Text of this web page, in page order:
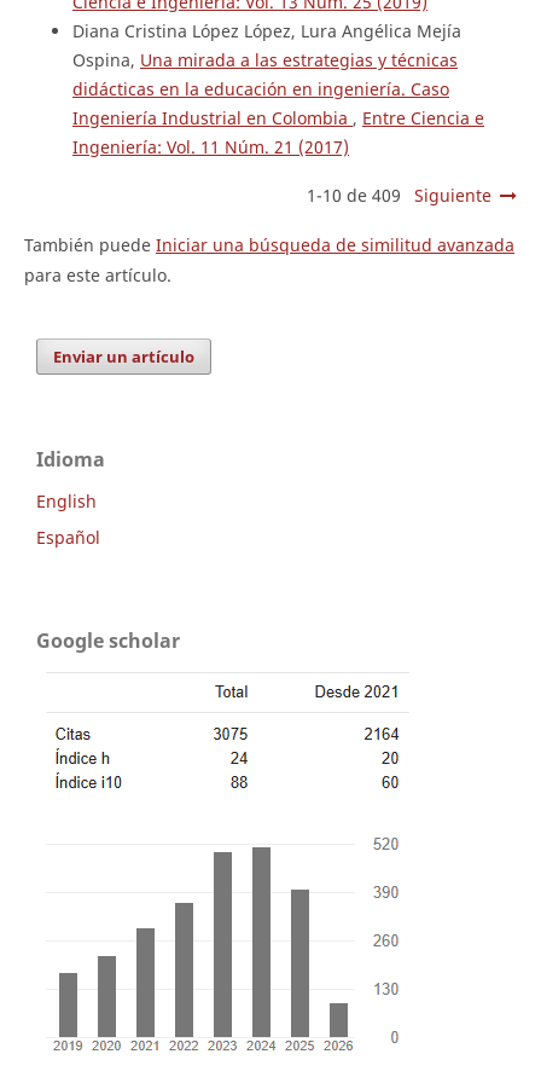
Diana Cristina López López, Lura Angélica Mejía
Ospina, Una mirada a las estrategias y técnicas
didácticas en la educación en ingeniería. Caso
Ingeniería Industrial en Colombia , Entre Ciencia e
Ingeniería: Vol. 11 Núm. 21 (2017)
1-10 de 409 Siguiente
También puede Iniciar una búsqueda de similitud avanzada
para este artículo.
Enviar un artículo
Idioma
English
Español
Google scholar